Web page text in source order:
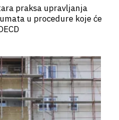
praksa upravljanja
u procedure koje će